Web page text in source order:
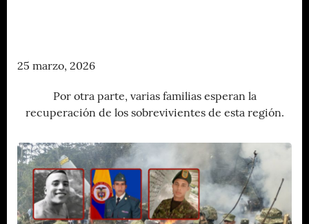
25 marzo, 2026
Por otra parte, varias familias esperan la
recuperación de los sobrevivientes de esta región.